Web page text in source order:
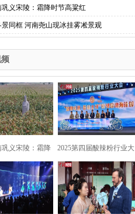
义宋陵：霜降时节高粱红
同框 河南尧山现冰挂雾凇景观
义宋陵：霜降
节高粱红
2025第四届酸辣粉行业大
会在河南开封举行